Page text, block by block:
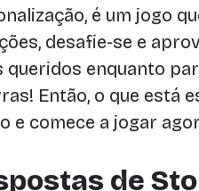
é um jogo
desafie-se e
queridos enquanto
Então, o que está
e comece a jogar
de